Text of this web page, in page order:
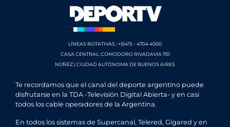
LÍNEAS ROTATIVAS.: +(5411) - 4704 4000
CASA CENTRAL: COMODORO RIVADAVIA 1151
NÚÑEZ | CIUDAD AUTÓNOMA DE BUENOS AIRES
Te recordamos que el canal del deporte argentino puede
disfrutarse en la TDA -Televisión Digital Abierta- y en casi
todos los cable operadores de la Argentina.
En todos los sistemas de Supercanal, Telered, Gigared y en